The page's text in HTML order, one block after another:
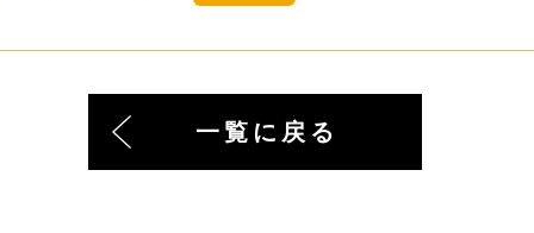
一覧に戻る